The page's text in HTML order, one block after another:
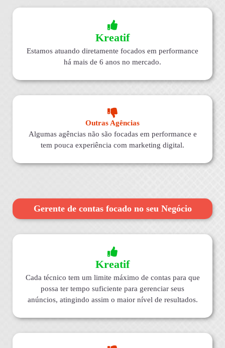
Kreatif
Estamos atuando diretamente focados em performance
há mais de 6 anos no mercado.
Outras Agências
Algumas agências não são focadas em performance e
tem pouca experiência com marketing digital.
Gerente de contas focado no seu Negócio
Kreatif
Cada técnico tem um limite máximo de contas para que
possa ter tempo suficiente para gerenciar seus
anúncios, atingindo assim o maior nível de resultados.